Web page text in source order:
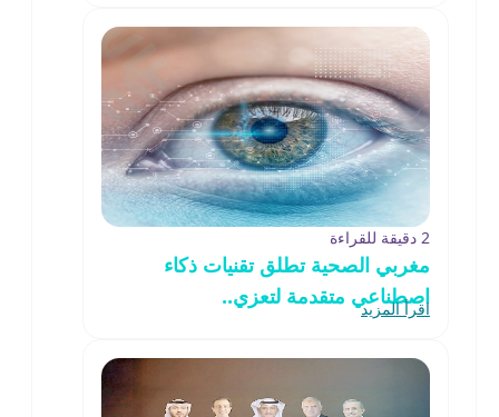
2 دقيقة للقراءة
مغربي الصحية تطلق تقنيات ذكاء
اصطناعي متقدمة لتعزي..
اقرأ المزيد